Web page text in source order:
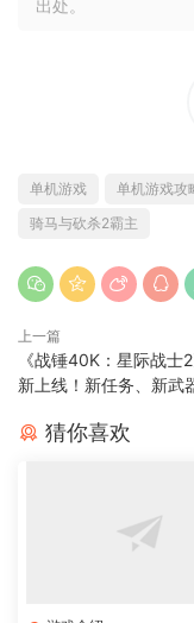
出处。
单机游戏 单机游戏攻
骑马与砍杀2霸主
上一篇
《战锤40K：星际战士
新上线！新任务、新武
猜你喜欢